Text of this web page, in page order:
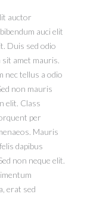
auctor
auci elit
Duis sed odio
amet mauris.
nec tellus a odio
non mauris
elit. Class
per
Mauris
dapibus
non neque elit.
erat sed